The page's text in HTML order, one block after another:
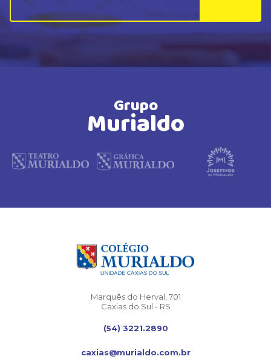
Grupo
Murialdo
Marquês do Herval, 701
Caxias do Sul - RS
(54) 3221.2890
caxias@murialdo.com.br